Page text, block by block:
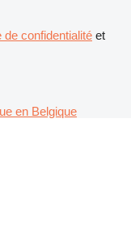
de confidentialité et
en Belgique